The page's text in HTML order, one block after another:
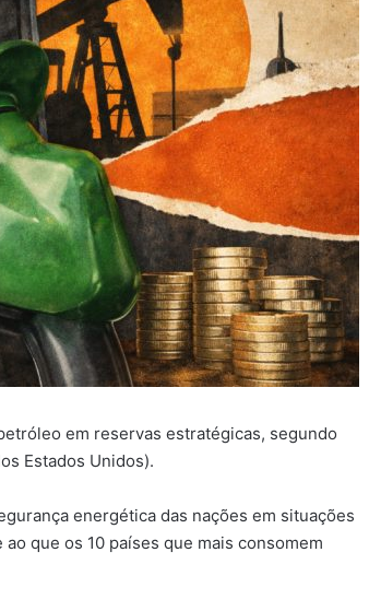
em reservas estratégicas, segundo
Estados Unidos).
energética das nações em situações
que os 10 países que mais consomem